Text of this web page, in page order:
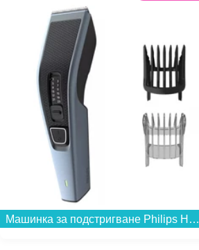
Машинка за подстригване Philips HC3530/15...